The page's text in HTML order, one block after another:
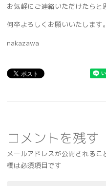
お気軽にご連絡いただけたらと
何卒よろしくお願いいたします。
nakazawa
コメントを残す
メールアドレスが公開されるこ
欄は必須項目です